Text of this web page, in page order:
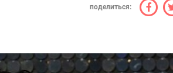
поделиться: